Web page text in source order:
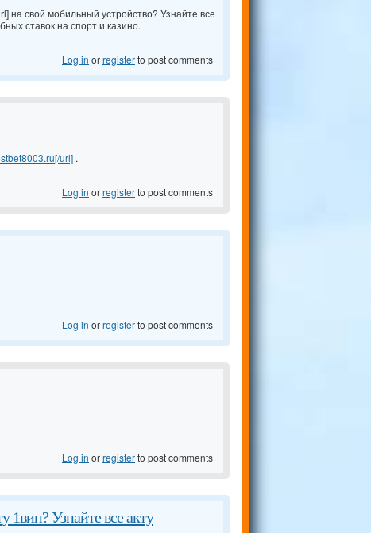
на свой мобильный устройство? Узнайте все
ставок на спорт и казино.
Log in orregisterto post comments
url] .
Log in orregisterto post comments
Log in orregisterto post comments
Log in orregisterto post comments
1вин? Узнайте все акту